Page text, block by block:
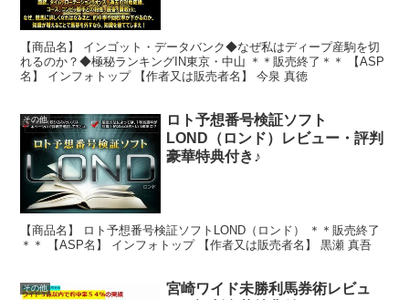
【商品名】 インゴット・データバンク◆なぜ私はディープ産駒を切
れるのか？◆極秘ランキングIN東京・中山 ＊＊販売終了＊＊ 【ASP
名】 インフォトップ 【作者又は販売者名】 今泉 真徳
その他
ロト予想番号検証ソフト
LOND（ロンド）レビュー・評判
豪華特典付き♪
【商品名】 ロト予想番号検証ソフトLOND（ロンド） ＊＊販売終了
＊＊ 【ASP名】 インフォトップ 【作者又は販売者名】 黒瀬 真吾
その他
宮崎ワイド未勝利馬券術レビュ